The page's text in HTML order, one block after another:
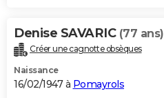
Denise SAVARIC (77 ans)
Créer une cagnotte obsèques
Naissance
16/02/1947 à Pomayrols